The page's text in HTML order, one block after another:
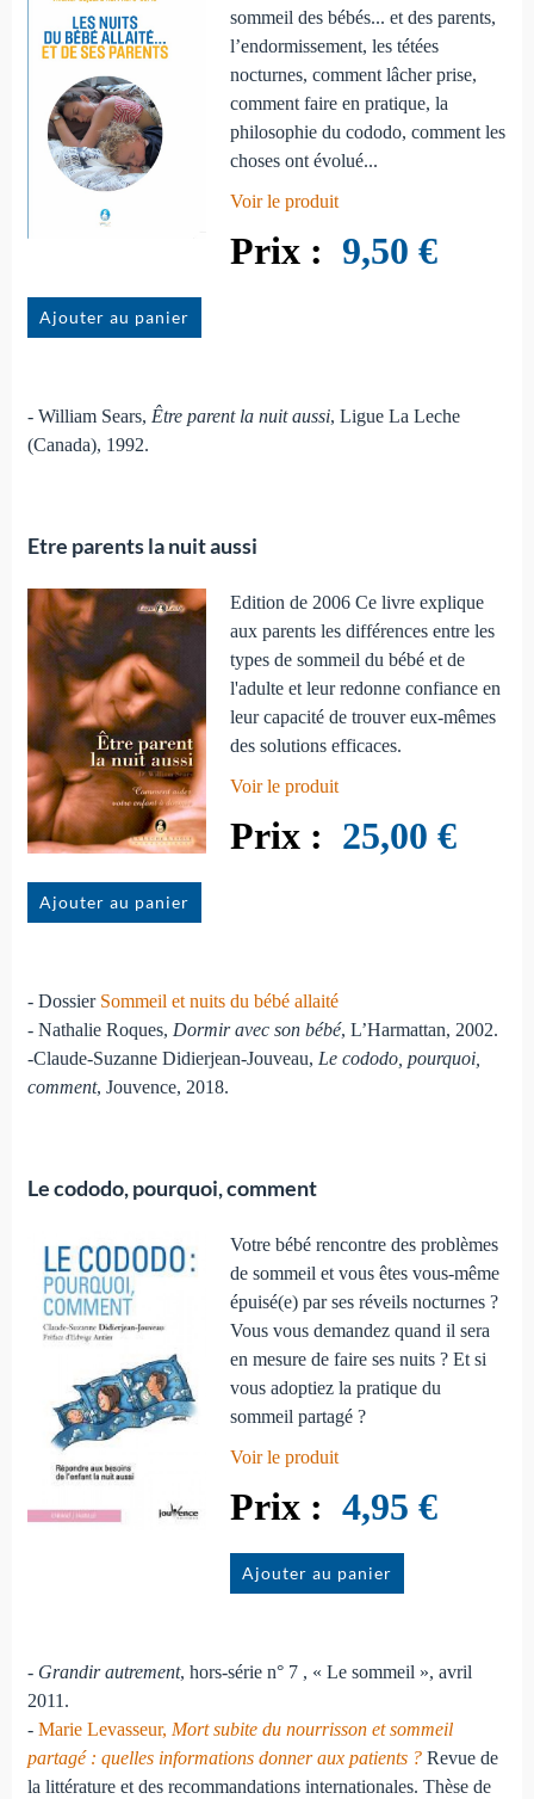
sommeil des bébés... et des parents,
l’endormissement, les tétées
nocturnes, comment lâcher prise,
comment faire en pratique, la
philosophie du cododo, comment les
choses ont évolué...
Voir le produit
9,50 €
Ajouter au panier
- William Sears, Être parent la nuit aussi, Ligue La Leche
(Canada), 1992.
Etre parents la nuit aussi
Edition de 2006 Ce livre explique
aux parents les différences entre les
types de sommeil du bébé et de
l'adulte et leur redonne confiance en
leur capacité de trouver eux-mêmes
des solutions efficaces.
Voir le produit
25,00 €
Ajouter au panier
- Dossier Sommeil et nuits du bébé allaité
- Nathalie Roques, Dormir avec son bébé, L’Harmattan, 2002.
-Claude-Suzanne Didierjean-Jouveau, Le cododo, pourquoi,
comment, Jouvence, 2018.
Le cododo, pourquoi, comment
Votre bébé rencontre des problèmes
de sommeil et vous êtes vous-même
épuisé(e) par ses réveils nocturnes ?
Vous vous demandez quand il sera
en mesure de faire ses nuits ? Et si
vous adoptiez la pratique du
sommeil partagé ?
Voir le produit
4,95 €
Ajouter au panier
- Grandir autrement, hors-série n° 7 , « Le sommeil », avril
2011.
- Marie Levasseur, Mort subite du nourrisson et sommeil
partagé : quelles informations donner aux patients ?Revue de
la littérature et des recommandations internationales. Thèse de